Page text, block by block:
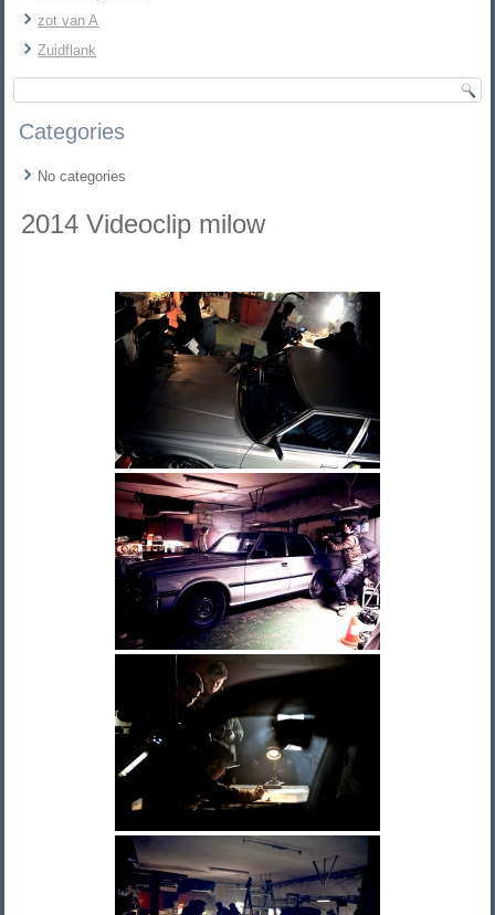
zot van A
Zuidflank
Categories
No categories
2014 Videoclip milow